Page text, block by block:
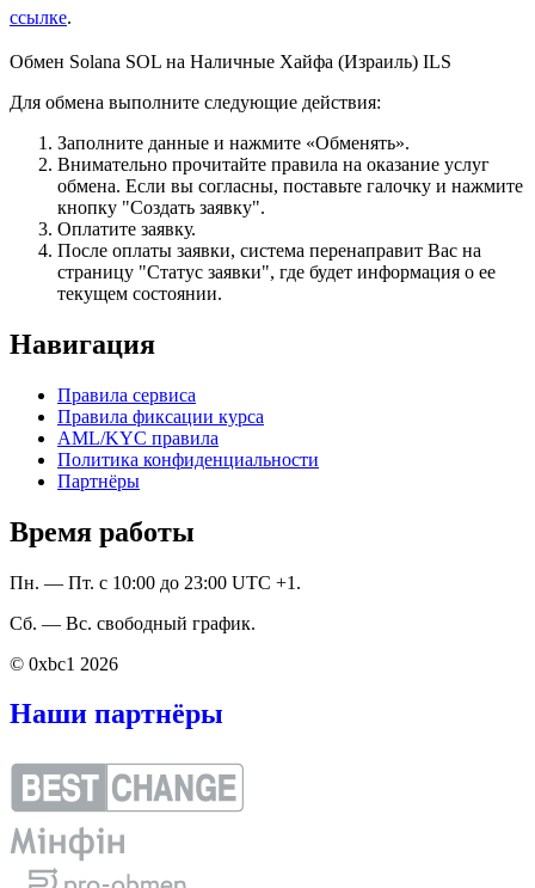
ссылке.
Обмен Solana SOL на Наличные Хайфа (Израиль) ILS
Для обмена выполните следующие действия:
Заполните данные и нажмите «Обменять».
Внимательно прочитайте правила на оказание услуг
обмена. Если вы согласны, поставьте галочку и нажмите
кнопку "Создать заявку".
Оплатите заявку.
После оплаты заявки, система перенаправит Вас на
страницу "Статус заявки", где будет информация о ее
текущем состоянии.
Навигация
Правила сервиса
Правила фиксации курса
AML/KYC правила
Политика конфиденциальности
Партнёры
Время работы
Пн. — Пт. с 10:00 до 23:00 UTC +1.
Сб. — Вс. свободный график.
© 0xbc1 2026
Наши партнёры